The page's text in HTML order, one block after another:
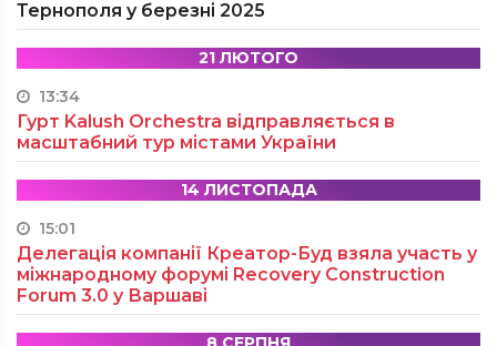
Тернополя у березні 2025
21 ЛЮТОГО
13:34
Гурт Kalush Orchestra відправляється в
масштабний тур містами України
14 ЛИСТОПАДА
15:01
Делегація компанії Креатор-Буд взяла участь у
міжнародному форумі Recovery Construction
Forum 3.0 у Варшаві